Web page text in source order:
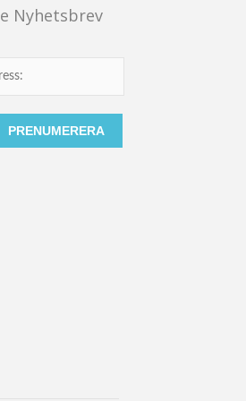
Nyhetsbrev